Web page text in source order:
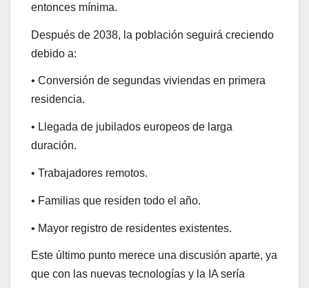
entonces mínima.
Después de 2038, la población seguirá creciendo
debido a:
• Conversión de segundas viviendas en primera
residencia.
• Llegada de jubilados europeos de larga
duración.
• Trabajadores remotos.
• Familias que residen todo el año.
• Mayor registro de residentes existentes.
Este último punto merece una discusión aparte, ya
que con las nuevas tecnologías y la IA sería